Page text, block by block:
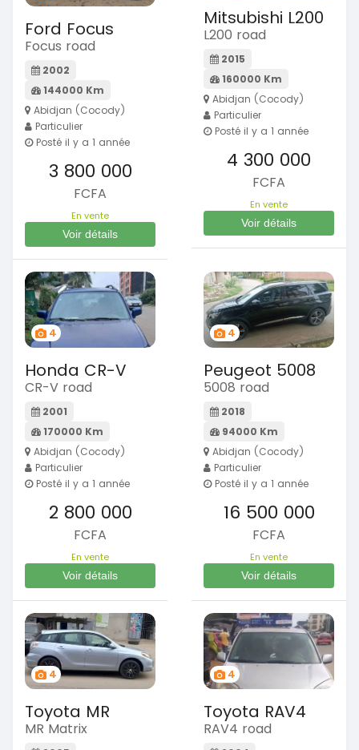
Ford Focus
Focus road
2002
144000 Km
Abidjan (Cocody)
Particulier
Posté il y a 1 année
3 800 000
FCFA
En vente
Voir détails
Mitsubishi L200
L200 road
2015
160000 Km
Abidjan (Cocody)
Particulier
Posté il y a 1 année
4 300 000
FCFA
En vente
Voir détails
4
Honda CR-V
CR-V road
2001
170000 Km
Abidjan (Cocody)
Particulier
Posté il y a 1 année
2 800 000
FCFA
En vente
Voir détails
4
Peugeot 5008
5008 road
2018
94000 Km
Abidjan (Cocody)
Particulier
Posté il y a 1 année
16 500 000
FCFA
En vente
Voir détails
4
Toyota MR
MR Matrix
4
Toyota RAV4
RAV4 road